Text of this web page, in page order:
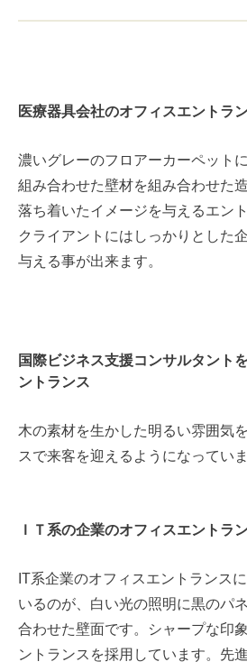
医療器具会社のオフィスエントラ
濃いグレーのフロアーカーペット
組み合わせた壁材を組み合わせた
落ち着いたイメージを与えるエン
クライアントにはしっかりとした
与える事が出来ます。
国際ビジネス支援コンサルタント
ントランス
木の素材を生かした明るい雰囲気
スで来客を迎えるようになっていま
ＩＴ系の企業のオフィスエントラ
IT系企業のオフィスエントランス
いるのが、白い光の照明に黒のパ
合わせた壁面です。
シャープな印
ントランスを採用しています。先